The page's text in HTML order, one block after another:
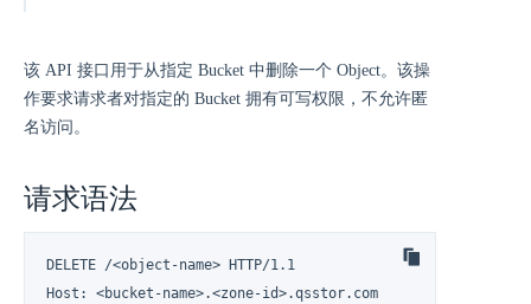
该 API 接口用于从指定 Bucket 中删除一个 Object。该操
作要求请求者对指定的 Bucket 拥有可写权限，不允许匿
名访问。
请求语法
DELETE /<object-name> HTTP/1.1
Host: <bucket-name>.<zone-id>.qsstor.com